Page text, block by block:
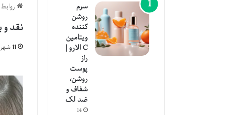
نقد
11 شهریور 04
سرم
روشن
کننده
ویتامین
C الارو |
راز
پوست
روشن،
شفاف و
ضد لک
14